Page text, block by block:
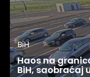
BiH
Haos na
BiH, saobraćaj